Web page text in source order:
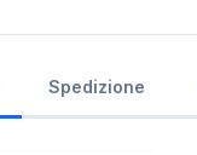
Spedizione